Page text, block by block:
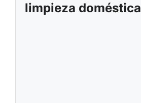
limpieza doméstica